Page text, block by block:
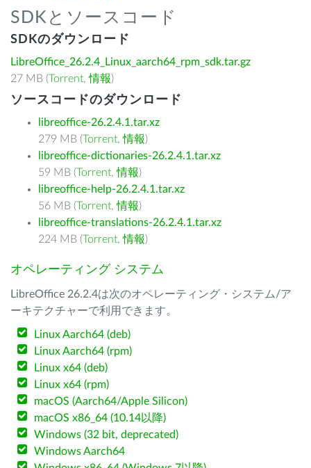
SDKとソースコード
SDKのダウンロード
LibreOffice_26.2.4_Linux_aarch64_rpm_sdk.tar.gz
27 MB (Torrent,情報)
ソースコードのダウンロード
libreoffice-26.2.4.1.tar.xz
279 MB (Torrent,情報)
libreoffice-dictionaries-26.2.4.1.tar.xz
59 MB (Torrent,情報)
libreoffice-help-26.2.4.1.tar.xz
56 MB (Torrent,情報)
libreoffice-translations-26.2.4.1.tar.xz
224 MB (Torrent,情報)
オペレーティング システム
LibreOffice 26.2.4は次のオペレーティング・システム/ア
ーキテクチャーで利用できます。
Linux Aarch64 (deb)
Linux Aarch64 (rpm)
Linux x64 (deb)
Linux x64 (rpm)
macOS (Aarch64/Apple Silicon)
macOS x86_64 (10.14以降)
Windows (32 bit, deprecated)
Windows Aarch64